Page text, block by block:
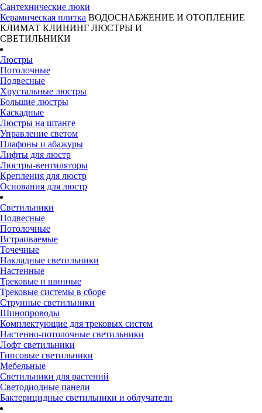
Сантехнические люки
Керамическая плитка ВОДОСНАБЖЕНИЕ И ОТОПЛЕНИЕ
КЛИМАТ КЛИНИНГ ЛЮСТРЫ И
СВЕТИЛЬНИКИ
Люстры
Потолочные
Подвесные
Хрустальные люстры
Большие люстры
Каскадные
Люстры на штанге
Управление светом
Плафоны и абажуры
Лифты для люстр
Люстры-вентиляторы
Крепления для люстр
Основания для люстр
Светильники
Подвесные
Потолочные
Встраиваемые
Точечные
Накладные светильники
Настенные
Трековые и шинные
Трековые системы в сборе
Струнные светильники
Шинопроводы
Комплектующие для трековых систем
Настенно-потолочные светильники
Лофт светильники
Гипсовые светильники
Мебельные
Светильники для растений
Светодиодные панели
Бактерицидные светильники и облучатели